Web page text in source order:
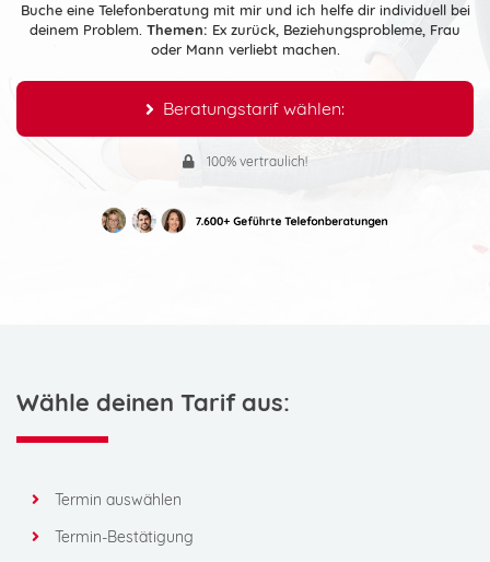
Buche eine Telefonberatung mit mir und ich helfe dir individuell bei
deinem Problem. Themen: Ex zurück, Beziehungsprobleme, Frau
oder Mann verliebt machen.
Beratungstarif wählen:
100% vertraulich!
Wähle deinen Tarif aus:
Termin auswählen
Termin-Bestätigung